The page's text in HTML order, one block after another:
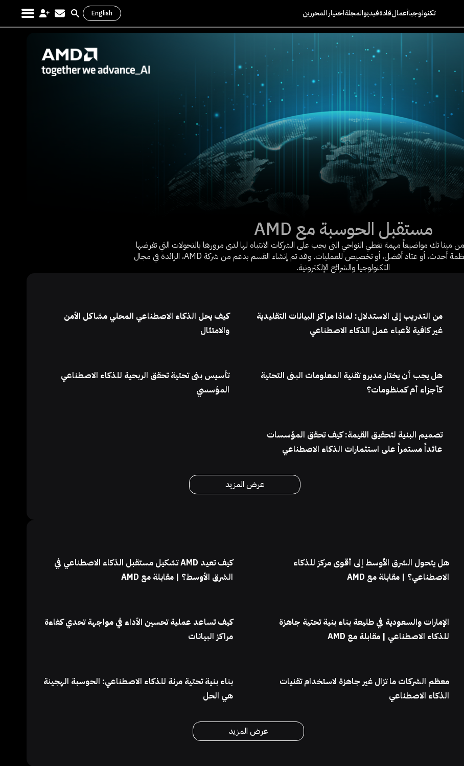
تكنولوجياأعمالقادةفيديوالمجلةاختيار المحررين English
Search
مستقبل الحوسبة مع AMD
تك مواضيعاً مهمة تغطي النواحي التي يجب على الشركات الانتباه لها لدى مرورها بالتحولات التي تفرضها
المرحلة، سواء كان ذلك نحو أنظمة أحدث، أو عتاد أفضل، أو تخصيص للعمليات. وقد تم إنشاء القسم بدعم من شركة AMD، الرائدة في مجال
التكنولوجيا والشرائح الإلكترونية.
من التدريب إلى الاستدلال: لماذا مراكز البيانات التقليدية
غير كافية لأعباء عمل الذكاء الاصطناعي
كيف يحل الذكاء الاصطناعي المحلي مشاكل الأمن
والامتثال
هل يجب أن يختار مديرو تقنية المعلومات البنى التحتية
كأجزاء أم كمنظومات؟
تأسيس بنى تحتية تحقق الربحية للذكاء الاصطناعي
المؤسسي
تصميم البنية لتحقيق القيمة: كيف تحقق المؤسسات
عائداً مستمراً على استثمارات الذكاء الاصطناعي
عرض المزيد
هل يتحول الشرق الأوسط إلى أقوى مركز للذكاء
الاصطناعي؟ | مقابلة مع AMD
كيف تعيد AMD تشكيل مستقبل الذكاء الاصطناعي في
الشرق الأوسط؟ | مقابلة مع AMD
الإمارات والسعودية في طليعة بناء بنية تحتية جاهزة
للذكاء الاصطناعي | مقابلة مع AMD
كيف تساعد عملية تحسين الأداء في مواجهة تحدي كفاءة
مراكز البيانات
معظم الشركات ما تزال غير جاهزة لاستخدام تقنيات
الذكاء الاصطناعي
بناء بنية تحتية مرنة للذكاء الاصطناعي: الحوسبة الهجينة
هي الحل
عرض المزيد